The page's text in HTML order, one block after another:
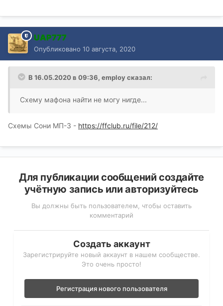
UAP777
Опубликовано 10 августа, 2020
В 16.05.2020 в 09:36, employсказал:
Схему мафона найти не могу нигде...
Схемы Сони МП-3 - https://ffclub.ru/file/212/
Для публикации сообщений создайте
учётную запись или авторизуйтесь
Вы должны быть пользователем, чтобы оставить
комментарий
Создать аккаунт
Зарегистрируйте новый аккаунт в нашем сообществе.
Это очень просто!
Регистрация нового пользователя